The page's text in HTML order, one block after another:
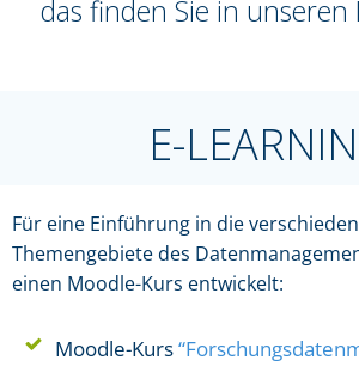
das finden Sie in unseren
E-
Für eine Einführung in die
Themengebiete des
einen Moodle-Kurs entwickelt:
Moodle-Kurs